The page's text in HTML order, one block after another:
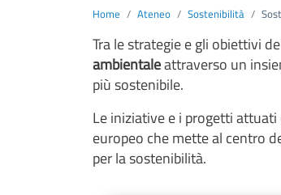
Home Ateneo Sostenibilità
Tra le strategie e gli obiettivi
ambientaleattraverso un
più sostenibile.
Le iniziative e i progetti
europeo che mette al centro
per la sostenibilità.